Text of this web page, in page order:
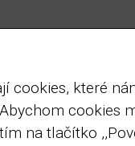
cookies, které
cookies
na tlačítko